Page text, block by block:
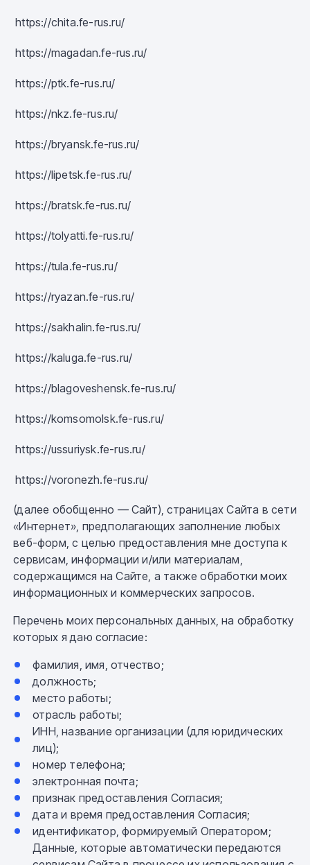
https://chita.fe-rus.ru/
https://magadan.fe-rus.ru/
https://ptk.fe-rus.ru/
https://nkz.fe-rus.ru/
https://bryansk.fe-rus.ru/
https://lipetsk.fe-rus.ru/
https://bratsk.fe-rus.ru/
https://tolyatti.fe-rus.ru/
https://tula.fe-rus.ru/
https://ryazan.fe-rus.ru/
https://sakhalin.fe-rus.ru/
https://kaluga.fe-rus.ru/
https://blagoveshensk.fe-rus.ru/
https://komsomolsk.fe-rus.ru/
https://ussuriysk.fe-rus.ru/
https://voronezh.fe-rus.ru/
(далее обобщенно — Сайт), страницах Сайта в сети
«Интернет», предполагающих заполнение любых
веб-форм, с целью предоставления мне доступа к
сервисам, информации и/или материалам,
содержащимся на Сайте, а также обработки моих
информационных и коммерческих запросов.
Перечень моих персональных данных, на обработку
которых я даю согласие:
фамилия, имя, отчество;
должность;
место работы;
отрасль работы;
ИНН, название организации (для юридических
лиц);
номер телефона;
электронная почта;
признак предоставления Согласия;
дата и время предоставления Согласия;
идентификатор, формируемый Оператором;
Данные, которые автоматически передаются